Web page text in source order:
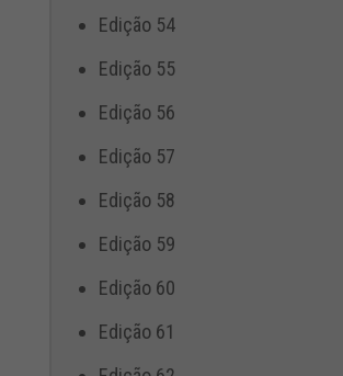
Edição 54
Edição 55
Edição 56
Edição 57
Edição 58
Edição 59
Edição 60
Edição 61